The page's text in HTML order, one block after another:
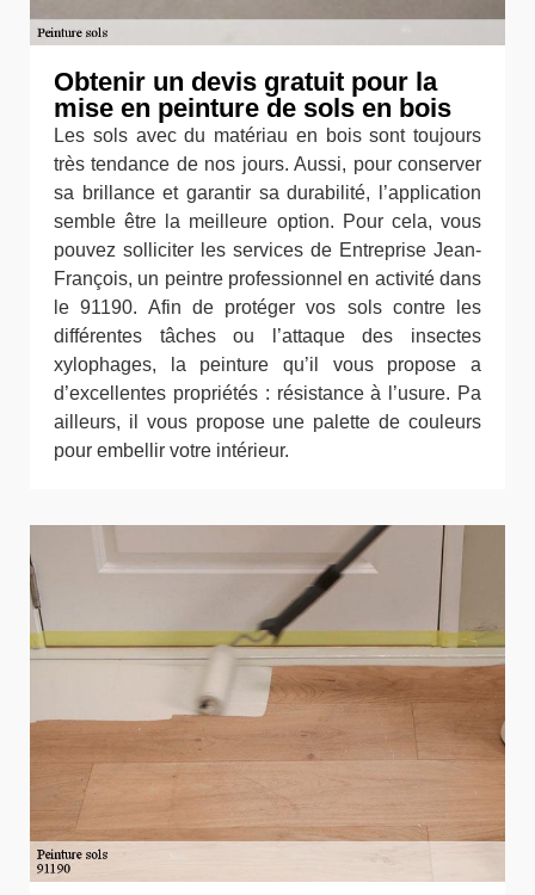
Obtenir un devis gratuit pour la
mise en peinture de sols en bois
Les sols avec du matériau en bois sont toujours
très tendance de nos jours. Aussi, pour conserver
sa brillance et garantir sa durabilité, l’application
semble être la meilleure option. Pour cela, vous
pouvez solliciter les services de Entreprise Jean-
François, un peintre professionnel en activité dans
le 91190. Afin de protéger vos sols contre les
différentes tâches ou l’attaque des insectes
xylophages, la peinture qu’il vous propose a
d’excellentes propriétés : résistance à l’usure. Pa
ailleurs, il vous propose une palette de couleurs
pour embellir votre intérieur.